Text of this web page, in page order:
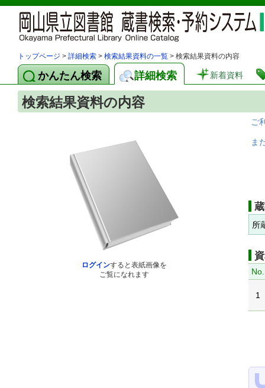
トップページ > 詳細検索 > 検索結果資料の一覧 > 検索結果資料の内容
かんたん検索 詳細検索 新着資料
検索結果資料の内容
ログインすると表紙画像を
ご覧になれます
ご
ま
所
No.
1